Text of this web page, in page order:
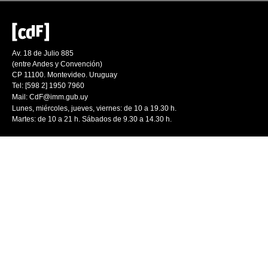
Av. 18 de Julio 885
(entre Andes y Convención)
CP 11100. Montevideo. Uruguay
Tel: [598 2] 1950 7960
Mail: CdF@imm.gub.uy
Lunes, miércoles, jueves, viernes: de 10 a 19.30 h.
Martes: de 10 a 21 h. Sábados de 9.30 a 14.30 h.